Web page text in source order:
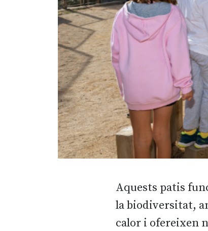
Aquests patis
la biodiversitat,
calor i ofereixen